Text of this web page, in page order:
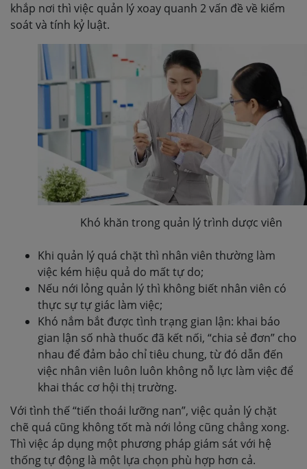
khắp nơi thì việc quản lý xoay quanh 2 vấn đề về kiểm
soát và tính kỷ luật.
Khó khăn trong quản lý trình dược viên
Khi quản lý quá chặt thì nhân viên thường làm
việc kém hiệu quả do mất tự do;
Nếu nới lỏng quản lý thì không biết nhân viên có
thực sự tự giác làm việc;
Khó nắm bắt được tình trạng gian lận: khai báo
gian lận số nhà thuốc đã kết nối, “chia sẻ đơn” cho
nhau để đảm bảo chỉ tiêu chung, từ đó dẫn đến
việc nhân viên luôn luôn không nỗ lực làm việc để
khai thác cơ hội thị trường.
Với tình thế “tiến thoái lưỡng nan”, việc quản lý chặt
chẽ quá cũng không tốt mà nới lỏng cũng chẳng xong.
Thì việc áp dụng một phương pháp giám sát với hệ
thống tự động là một lựa chọn phù hợp hơn cả.